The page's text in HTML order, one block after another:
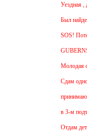
Уездная ,
Был найден
SOS!
Молодая
Cдам
принимаю
в 3-м
Отдам